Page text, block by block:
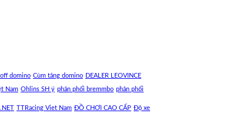
domino Cùm tăng domino DEALER LEOVINCE
Nam Ohlins SH ý phân phối bremmbo phân phối
TTRacing Viet Nam ĐỒ CHƠI CAO CẤP Độ xe